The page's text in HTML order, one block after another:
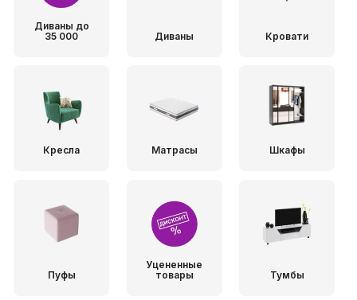
Диваны до
35 000
Диваны Кровати
Кресла Матрасы Шкафы
Пуфы
Уцененные
товары
Тумбы